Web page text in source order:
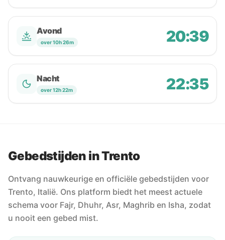
Avond
over 10h 26m 20:39
Nacht
over 12h 22m 22:35
Gebedstijden in Trento
Ontvang nauwkeurige en officiële gebedstijden voor
Trento, Italië. Ons platform biedt het meest actuele
schema voor Fajr, Dhuhr, Asr, Maghrib en Isha, zodat
u nooit een gebed mist.